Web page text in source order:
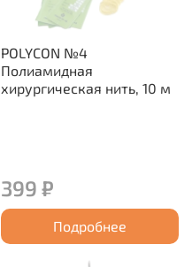
POLYCON №4
Полиамидная
хирургическая нить, 10 м
399 ₽
Подробнее